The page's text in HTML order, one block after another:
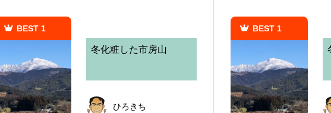
BEST 1
冬化粧した市房山
ひろきち
BEST 1